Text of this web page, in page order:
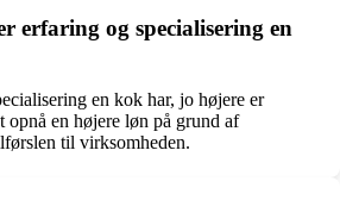
erfaring og specialisering en
en kok har, jo højere er
opnå en højere løn på grund af
til virksomheden.